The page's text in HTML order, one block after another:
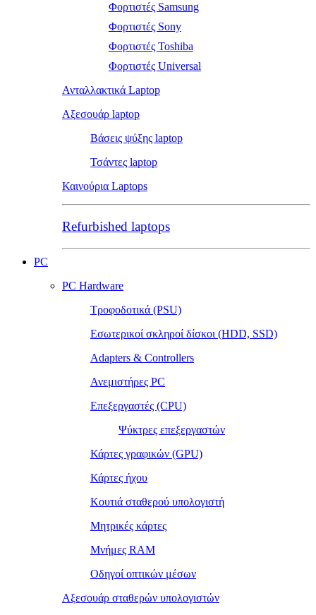
Φορτιστές Samsung
Φορτιστές Sony
Φορτιστές Toshiba
Φορτιστές Universal
Ανταλλακτικά Laptop
Αξεσουάρ laptop
Βάσεις ψύξης laptop
Τσάντες laptop
Καινούρια Laptops
Refurbished laptops
PC
PC Hardware
Τροφοδοτικά (PSU)
Εσωτερικοί σκληροί δίσκοι (HDD, SSD)
Adapters & Controllers
Ανεμιστήρες PC
Επεξεργαστές (CPU)
Ψύκτρες επεξεργαστών
Κάρτες γραφικών (GPU)
Κάρτες ήχου
Κουτιά σταθερού υπολογιστή
Μητρικές κάρτες
Μνήμες RAM
Οδηγοί οπτικών μέσων
Αξεσουάρ σταθερών υπολογιστών